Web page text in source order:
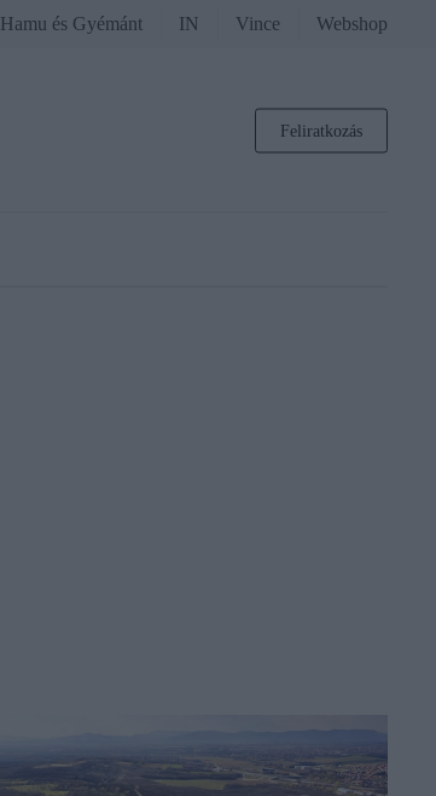
Hamu és Gyémánt IN Vince Webshop
Feliratkozás